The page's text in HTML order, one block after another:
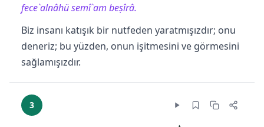
fece`alnâhü semî`am beṣîrâ.
Biz insanı katışık bir nutfeden yaratmışızdır; onu
deneriz; bu yüzden, onun işitmesini ve görmesini
sağlamışızdır.
3